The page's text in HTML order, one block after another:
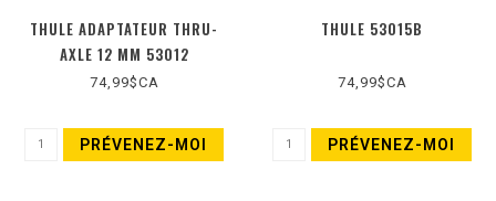
THULE ADAPTATEUR THRU-
AXLE 12 MM 53012
74,99$CA
PRÉVENEZ-MOI
THULE 53015B
74,99$CA
PRÉVENEZ-MOI